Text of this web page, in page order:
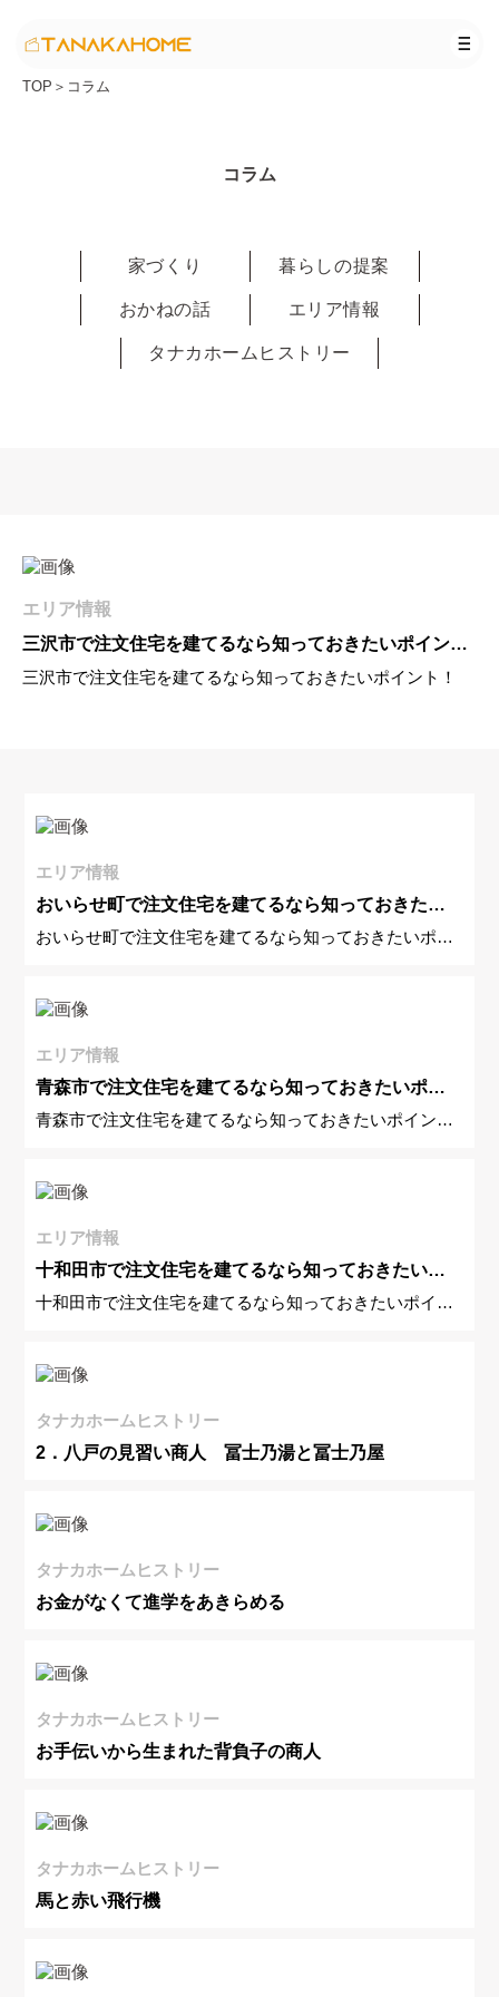
TOP ＞ コラム
コラム
家づくり 暮らしの提案
おかねの話 エリア情報
タナカホームヒストリー
エリア情報
三沢市で注文住宅を建てるなら知っておきたいポイン
三沢市で注文住宅を建てるなら知っておきたいポイント！
エリア情報
おいらせ町で注文住宅を建てるなら知っておきたい
おいらせ町で注文住宅を建てるなら知っておきたいポイ
エリア情報
青森市で注文住宅を建てるなら知っておきたいポイ
青森市で注文住宅を建てるなら知っておきたいポイン
エリア情報
十和田市で注文住宅を建てるなら知っておきたいポ
十和田市で注文住宅を建てるなら知っておきたいポイン
タナカホームヒストリー
2．八戸の見習い商人 冨士乃湯と冨士乃屋
タナカホームヒストリー
お金がなくて進学をあきらめる
タナカホームヒストリー
お手伝いから生まれた背負子の商人
タナカホームヒストリー
馬と赤い飛行機